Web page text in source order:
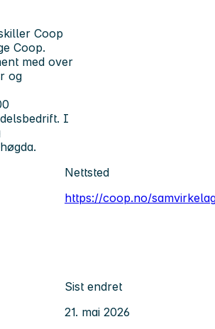
Coop
Coop.
med over
og
I
Nettsted
https://coop.no/
Sist endret
21. mai 2026